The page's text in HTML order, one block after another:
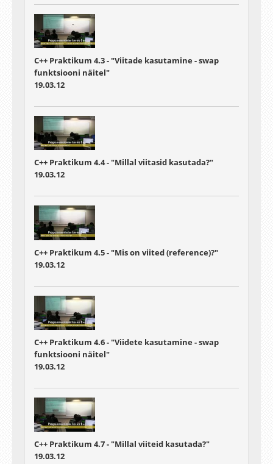
C++ Praktikum 4.3 - "Viitade kasutamine - swap
funktsiooni näitel"
19.03.12
C++ Praktikum 4.4 - "Millal viitasid kasutada?"
19.03.12
C++ Praktikum 4.5 - "Mis on viited (reference)?"
19.03.12
C++ Praktikum 4.6 - "Viidete kasutamine - swap
funktsiooni näitel"
19.03.12
C++ Praktikum 4.7 - "Millal viiteid kasutada?"
19.03.12